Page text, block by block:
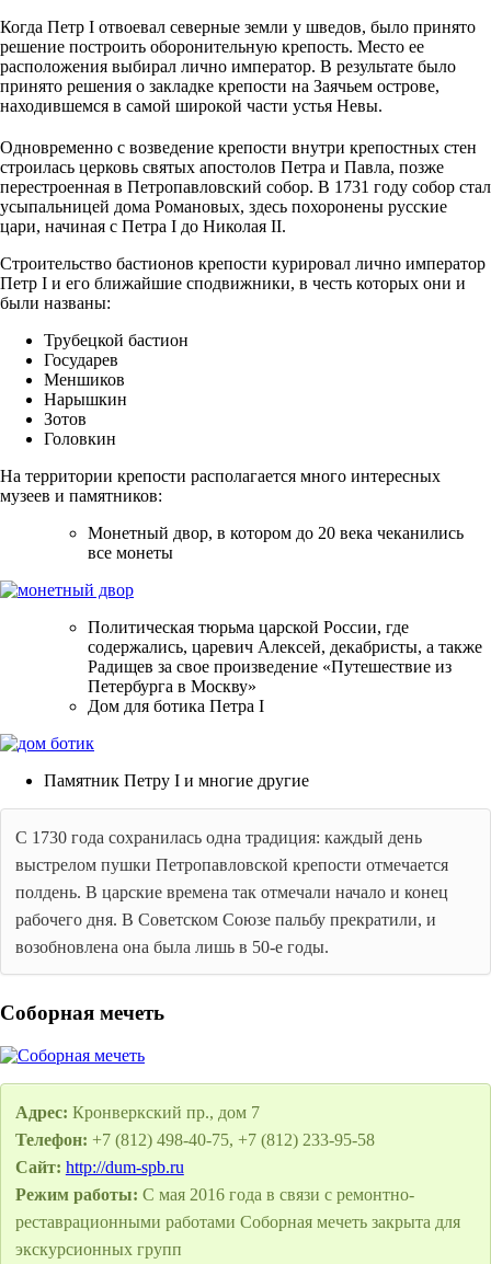
Когда Петр I отвоевал северные земли у шведов, было принято
решение построить оборонительную крепость. Место ее
расположения выбирал лично император. В результате было
принято решения о закладке крепости на Заячьем острове,
находившемся в самой широкой части устья Невы.
Одновременно с возведение крепости внутри крепостных стен
строилась церковь святых апостолов Петра и Павла, позже
перестроенная в Петропавловский собор. В 1731 году собор стал
усыпальницей дома Романовых, здесь похоронены русские
цари, начиная с Петра I до Николая II.
Строительство бастионов крепости курировал лично император
Петр I и его ближайшие сподвижники, в честь которых они и
были названы:
Трубецкой бастион
Государев
Меншиков
Нарышкин
Зотов
Головкин
На территории крепости располагается много интересных
музеев и памятников:
Монетный двор, в котором до 20 века чеканились
все монеты
Политическая тюрьма царской России, где
содержались, царевич Алексей, декабристы, а также
Радищев за свое произведение «Путешествие из
Петербурга в Москву»
Дом для ботика Петра I
Памятник Петру I и многие другие
С 1730 года сохранилась одна традиция: каждый день
выстрелом пушки Петропавловской крепости отмечается
полдень. В царские времена так отмечали начало и конец
рабочего дня. В Советском Союзе пальбу прекратили, и
возобновлена она была лишь в 50-е годы.
Соборная мечеть
Адрес: Кронверкский пр., дом 7
Телефон: +7 (812) 498-40-75, +7 (812) 233-95-58
Сайт: http://dum-spb.ru
Режим работы: С мая 2016 года в связи с ремонтно-
реставрационными работами Соборная мечеть закрыта для
экскурсионных групп